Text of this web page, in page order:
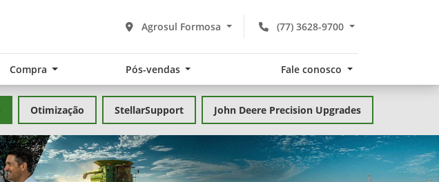
(77) 3628-9700
Agrosul Formosa
Compra Pós-vendas Fale conosco
Otimização StellarSupport John Deere Precision Upgrades